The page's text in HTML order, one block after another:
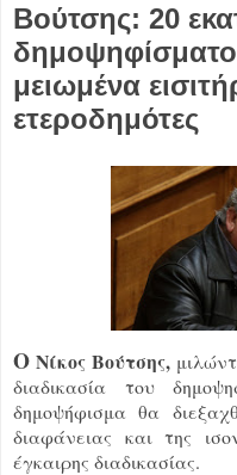
Βούτσης: 20
μειωμένα
ετεροδημότες
Ο Νίκος Βούτσης,
διαδικασία του
δημοψήφισμα θα
διαφάνειας και της
έγκαιρης διαδικασίας.